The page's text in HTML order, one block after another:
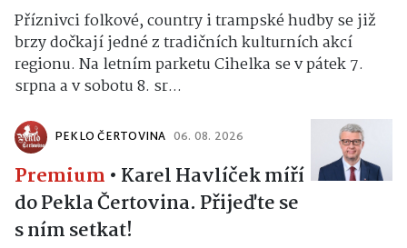
Příznivci folkové, country i trampské hudby se již
brzy dočkají jedné z tradičních kulturních akcí
regionu. Na letním parketu Cihelka se v pátek 7.
srpna a v sobotu 8. sr...
PEKLO ČERTOVINA 06. 08. 2026
Premium • Karel Havlíček míří
do Pekla Čertovina. Přijeďte se
s ním setkat!